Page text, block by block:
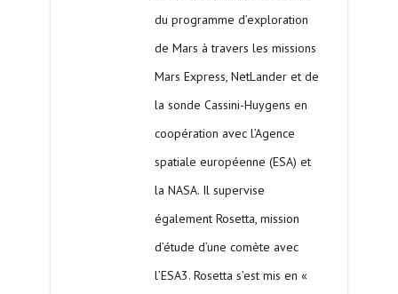
du programme d’exploration
de Mars à travers les missions
Mars Express, NetLander et de
la sonde Cassini-Huygens en
coopération avec l’Agence
spatiale européenne (ESA) et
la NASA. Il supervise
également Rosetta, mission
d’étude d’une comète avec
l’ESA3. Rosetta s’est mis en «